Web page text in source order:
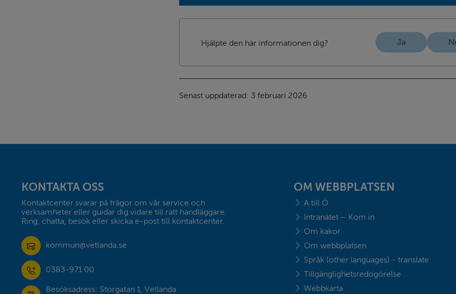
Hjälpte den här informationen dig? Ja
Senast uppdaterad: 3 februari 2026
KONTAKTA OSS
Kontaktcenter svarar på frågor om vår service och
verksamheter eller guidar dig vidare till rätt handläggare.
Ring, chatta, besök eller skicka e-post till kontaktcenter.
kommun@vetlanda.se
0383-971 00
Besöksadress: Storgatan 1, Vetlanda
OM WEBBPLATSEN
A till Ö
Intranätet – Kom in
Om kakor
Om webbplatsen
Språk (other languages) - translate
Tillgänglighetsredogörelse
Webbkarta